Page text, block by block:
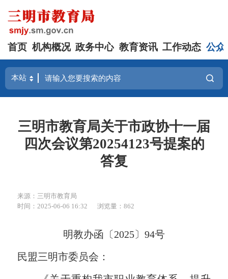
首页 机构概况 政务中心 教育资讯 工作动态 公众
三明市教育局关于市政协十一届
四次会议第20254123号提案的
答复
来源：三明市教育局
时间：2025-06-06 16:32
浏览量：862
明教办函〔 2025〕 94号
民盟三明市委员会：